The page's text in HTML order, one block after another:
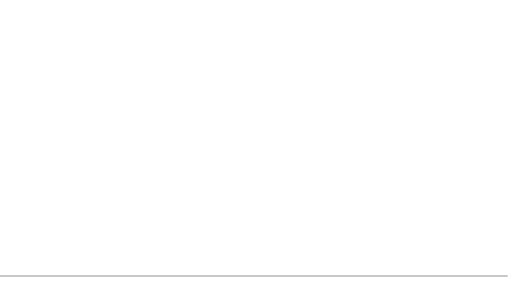
1 การโพสต์ขายอสังหา กับทีมงานบริษัท บ้าน ที่ดิน คอนโด
มีค่านายหน้า ขายได้จริงๆ ช่วยสร้างโอกาสในการขายได้มากกว่า ที่